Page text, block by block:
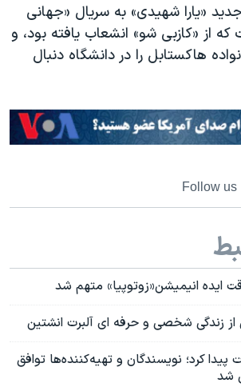
«یارا شهیدی» به سریال «جهانی
از «کازبی شو» انشعاب یافته بود، و
هاکستابل را در دانشگاه دنبال
Follow us
ایده انیمیشن«زوتوپیا» متهم شد
از زندگی شخصی و حرفه ای آلبرت انشتین
پیدا کرد؛ نویسندگان و تهیه‌کننده‌ها توافق
شد